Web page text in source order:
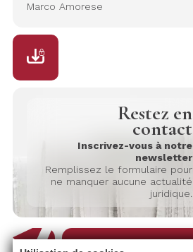
Marco Amorese
Restez en
contact
Inscrivez-vous à notre
newsletter
Remplissez le formulaire pour
ne manquer aucune actualité
juridique.
AMSL Avvocati